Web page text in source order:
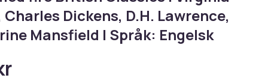
Dickens, D.H. Lawrence,
Mansfield | Språk: Engelsk